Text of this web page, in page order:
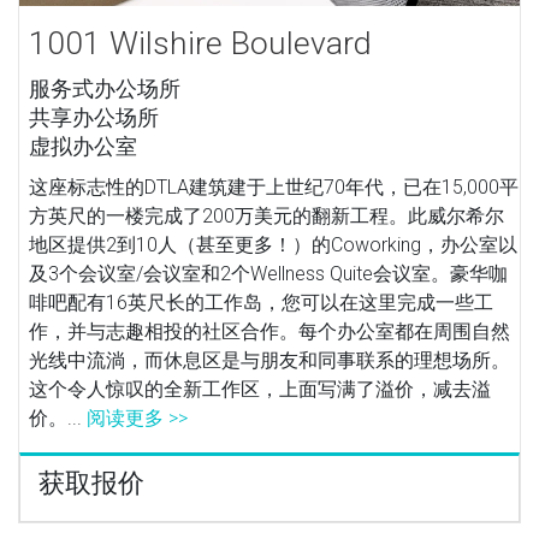
1001 Wilshire Boulevard
服务式办公场所
共享办公场所
虚拟办公室
这座标志性的DTLA建筑建于上世纪70年代，已在15,000平
方英尺的一楼完成了200万美元的翻新工程。此威尔希尔
地区提供2到10人（甚至更多！）的Coworking，办公室以
及3个会议室/会议室和2个Wellness Quite会议室。豪华咖
啡吧配有16英尺长的工作岛，您可以在这里完成一些工
作，并与志趣相投的社区合作。每个办公室都在周围自然
光线中流淌，而休息区是与朋友和同事联系的理想场所。
这个令人惊叹的全新工作区，上面写满了溢价，减去溢
价。... 阅读更多 >>
获取报价